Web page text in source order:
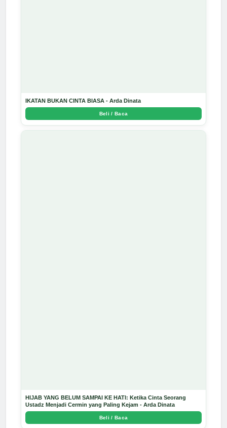
IKATAN BUKAN CINTA BIASA - Arda Dinata
Beli / Baca
HIJAB YANG BELUM SAMPAI KE HATI: Ketika Cinta Seorang
Ustadz Menjadi Cermin yang Paling Kejam - Arda Dinata
Beli / Baca